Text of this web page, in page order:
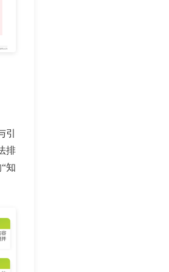
排
知